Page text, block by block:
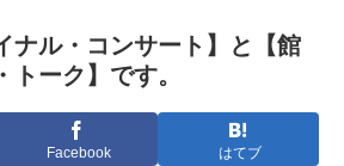
ナル・コンサート】と【館
ーク】です。
Facebook はてブ